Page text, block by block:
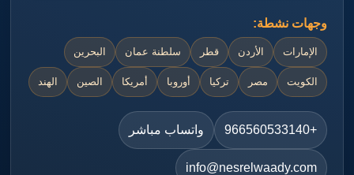
وجهات نشطة:
الإمارات الأردن قطر سلطنة عمان البحرين
الكويت مصر تركيا أوروبا أمريكا الصين الهند
+966560533140 واتساب مباشر
info@nesrelwaady.com